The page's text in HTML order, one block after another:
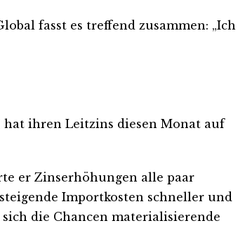
fasst es treffend zusammen: „Ich
hat ihren Leitzins diesen Monat auf
er Zinserhöhungen alle paar
Importkosten schneller und
die Chancen materialisierende